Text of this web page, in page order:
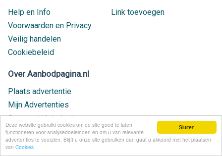
Sluiten
Deze website gebruikt cookies om de site goed te laten
functioneren voor analysedoeleinden en om u van relevante
advertenties te voorzien. Blijft u onze site gebruiken dan gaat u akkoord met het plaatsen
van Cookies
Help en Info
Voorwaarden en Privacy
Veilig handelen
Cookiebeleid
Link toevoegen
Over Aanbodpagina.nl
Plaats advertentie
Mijn Advertenties
Contact / Helpdesk
Nieuw geplaatst